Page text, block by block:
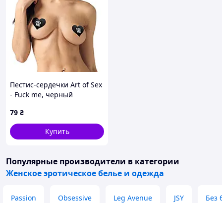
Пестис-сердечки Art of Sex
- Fuck me, черный
79 ₴
Купить
Популярные производители в категории
Женское эротическое белье и одежда
Passion Obsessive Leg Avenue JSY Без